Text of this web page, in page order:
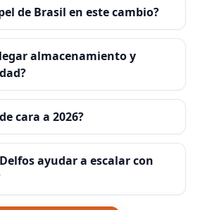
de Brasil en este cambio?
almacenamiento y
cara a 2026?
ayudar a escalar con